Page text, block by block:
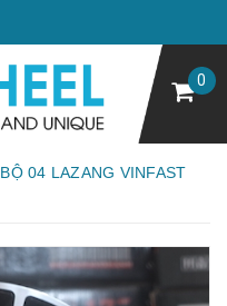
0
BỘ 04 LAZANG VINFAST